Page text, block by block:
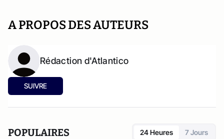
A PROPOS DES AUTEURS
Rédaction d'Atlantico
SUIVRE
POPULAIRES 24 Heures 7 Jours